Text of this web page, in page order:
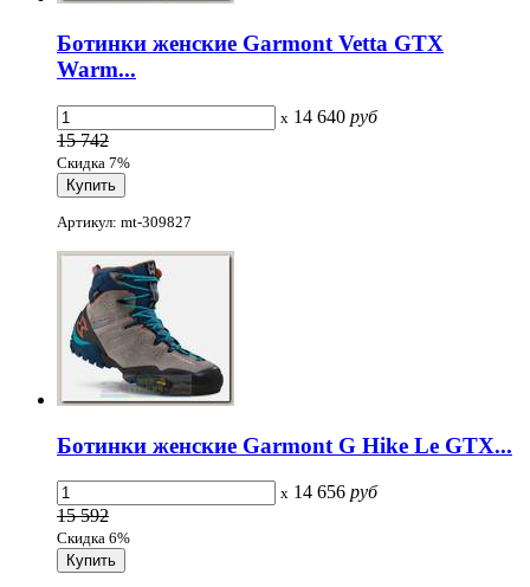
Ботинки женские Garmont Vetta GTX
Warm...
x 14 640 руб
15 742
Скидка 7%
Артикул: mt-309827
Ботинки женские Garmont G Hike Le GTX...
x 14 656 руб
15 592
Скидка 6%